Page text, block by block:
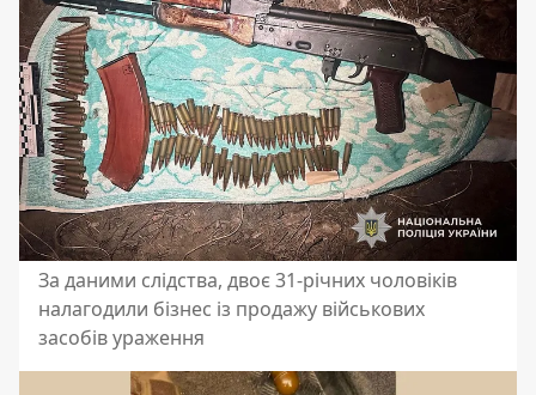
За даними слідства, двоє 31-річних чоловіків
налагодили бізнес із продажу військових
засобів ураження